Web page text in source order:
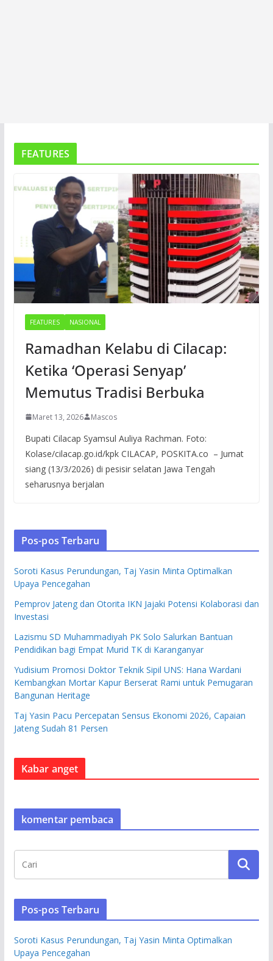
FEATURES
FEATURES NASIONAL
Ramadhan Kelabu di Cilacap:
Ketika ‘Operasi Senyap’
Memutus Tradisi Berbuka
Maret 13, 2026 Mascos
Bupati Cilacap Syamsul Auliya Rachman. Foto:
Kolase/cilacap.go.id/kpk CILACAP, POSKITA.co – Jumat
siang (13/3/2026) di pesisir selatan Jawa Tengah
seharusnya berjalan
Pos-pos Terbaru
Soroti Kasus Perundungan, Taj Yasin Minta Optimalkan
Upaya Pencegahan
Pemprov Jateng dan Otorita IKN Jajaki Potensi Kolaborasi dan
Investasi
Lazismu SD Muhammadiyah PK Solo Salurkan Bantuan
Pendidikan bagi Empat Murid TK di Karanganyar
Yudisium Promosi Doktor Teknik Sipil UNS: Hana Wardani
Kembangkan Mortar Kapur Berserat Rami untuk Pemugaran
Bangunan Heritage
Taj Yasin Pacu Percepatan Sensus Ekonomi 2026, Capaian
Jateng Sudah 81 Persen
Kabar anget
komentar pembaca
Pos-pos Terbaru
Soroti Kasus Perundungan, Taj Yasin Minta Optimalkan
Upaya Pencegahan